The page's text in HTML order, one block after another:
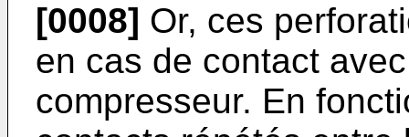
[0008] Or, ces
en cas de contact
compresseur. En